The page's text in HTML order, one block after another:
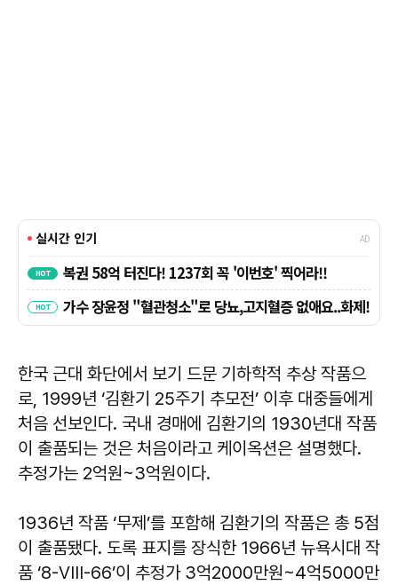
한국 근대 화단에서 보기 드문 기하학적 추상 작품으
로, 1999년 ‘김환기 25주기 추모전’ 이후 대중들에게
처음 선보인다. 국내 경매에 김환기의 1930년대 작품
이 출품되는 것은 처음이라고 케이옥션은 설명했다.
추정가는 2억원~3억원이다.
1936년 작품 ‘무제’를 포함해 김환기의 작품은 총 5점
이 출품됐다. 도록 표지를 장식한 1966년 뉴욕시대 작
품 ‘8-VIII-66’이 추정가 3억2000만원~4억5000만